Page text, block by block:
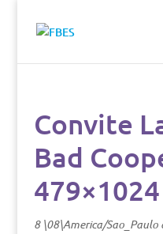
Convite
Bad
8 \08\America/Sao_Paulo